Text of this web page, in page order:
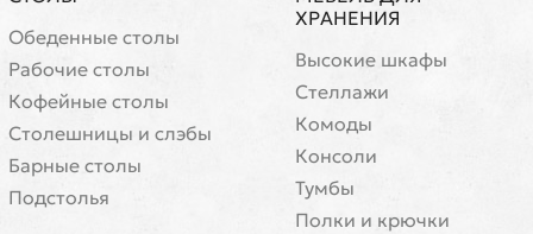
Обеденные столы
Рабочие столы
Кофейные столы
Cтолешницы и слэбы
Барные столы
Подстолья
ХРАНЕНИЯ
Высокие шкафы
Стеллажи
Комоды
Консоли
Тумбы
Полки и крючки